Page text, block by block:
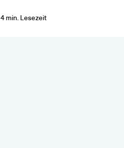
4 min. Lesezeit